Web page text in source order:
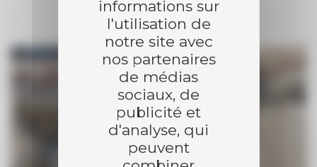
informations sur
l'utilisation de
notre site avec
nos partenaires
de médias
sociaux, de
publicité et
d'analyse, qui
peuvent